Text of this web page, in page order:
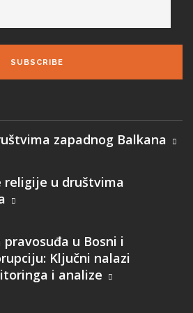
SUBSCRIBE
zapadnog Balkana
religije u društvima
u Bosni i
Ključni nalazi
i analize